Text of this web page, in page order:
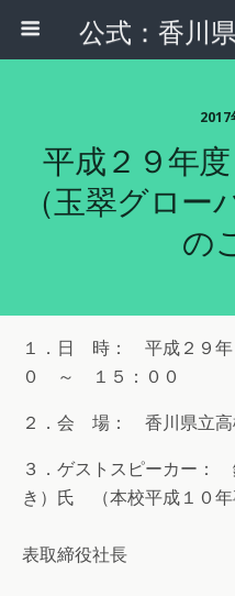
2017
平成２９年
（玉翠グロー
の
１．日 時： 平成２９年
０ ～ １５：００
２．会 場： 香川県立
３．ゲストスピーカー
き）氏 （本校平成１０年
鎌長製衡
表取締役社長
株式会社